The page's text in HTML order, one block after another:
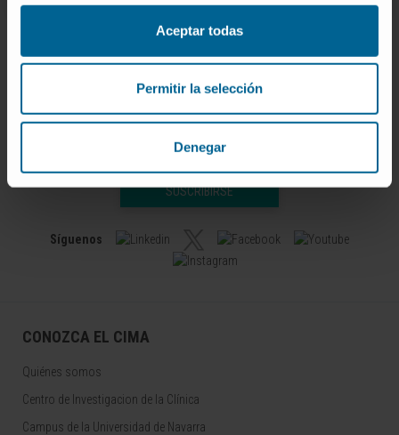
Aceptar todas
Permitir la selección
Denegar
Darse de alta en nuestro boletín
SUSCRIBIRSE
Síguenos
CONOZCA EL CIMA
Quiénes somos
Centro de Investigacion de la Clínica
Campus de la Universidad de Navarra